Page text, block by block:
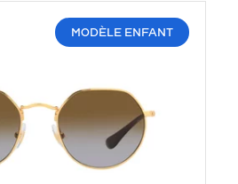
MODÈLE ENFANT